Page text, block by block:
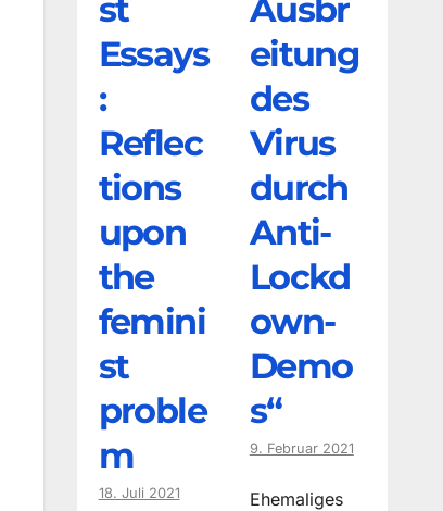
st
Essays
:
Reflec
tions
upon
the
femini
st
proble
m
18. Juli 2021
Ausbr
eitung
des
Virus
durch
Anti-
Lockd
own-
Demo
s“
9. Februar 2021
Ehemaliges